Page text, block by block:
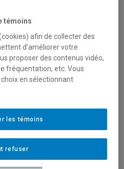
numérique, devenue un lieu
d’exploration. La
à découvrir et nourrit
de nouveaux. Le Laboratoire
ressources de la
continue lui-même à affiner
d’offrir une variété d’avenues
inclusives pour aborder les
témoins
afin de collecter des
d’améliorer votre
proposer des contenus vidéo,
fréquentation, etc. Vous
en sélectionnant
refuser
les témoins